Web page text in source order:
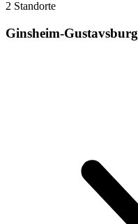
2 Standorte
Ginsheim-Gustavsburg